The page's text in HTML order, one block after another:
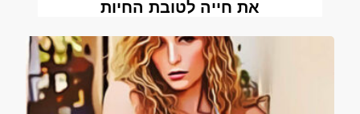
את חייה לטובת החיות